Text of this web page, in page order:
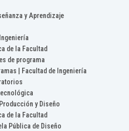
y Aprendizaje
de la Facultad
de programa
| Facultad de Ingeniería
y Diseño
de la Facultad
Pública de Diseño